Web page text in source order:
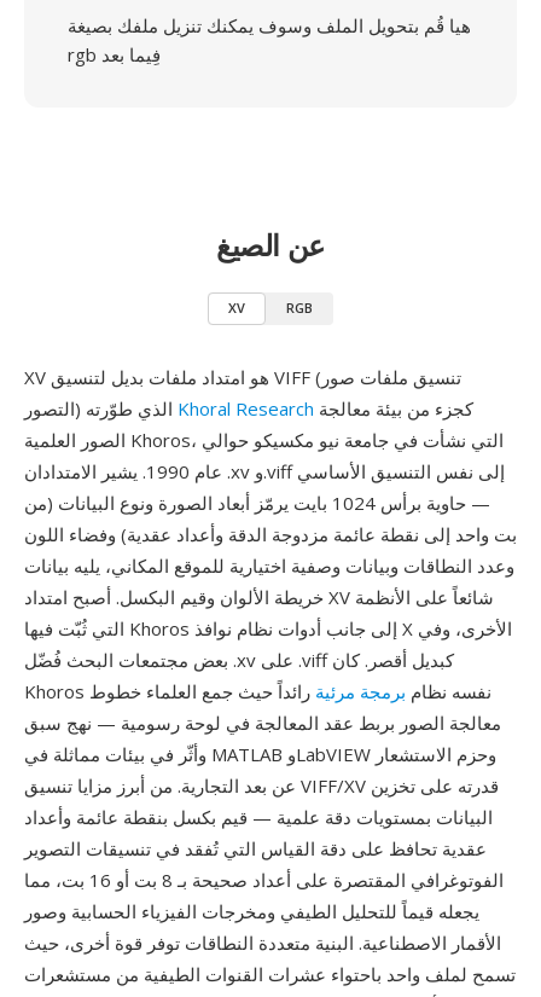
هيا قُم بتحويل الملف وسوف يمكنك تنزيل ملفك بصيغة
rgb فِيما بعد
عن الصيغ
XV RGB
XV هو امتداد ملفات بديل لتنسيق VIFF (تنسيق ملفات صور
Khoral Research
الصور العلمية Khoros، التي نشأت في جامعة نيو مكسيكو حوالي
عام 1990. يشير الامتدادان .xv و.viff إلى نفس التنسيق الأساسي
— حاوية برأس 1024 بايت يرمّز أبعاد الصورة ونوع البيانات (من
بت واحد إلى نقطة عائمة مزدوجة الدقة وأعداد عقدية) وفضاء اللون
وعدد النطاقات وبيانات وصفية اختيارية للموقع المكاني، يليه بيانات
خريطة الألوان وقيم البكسل. أصبح امتداد XV شائعاً على الأنظمة
التي ثُبّت فيها Khoros إلى جانب أدوات نظام نوافذ X الأخرى، وفي
بعض مجتمعات البحث فُضّل .xv على .viff كبديل أقصر. كان
Khoros نفسه نظام برمجة مرئية رائداً حيث جمع العلماء خطوط
معالجة الصور بربط عقد المعالجة في لوحة رسومية — نهج سبق
وأثّر في بيئات مماثلة في MATLAB وLabVIEW وحزم الاستشعار
عن بعد التجارية. من أبرز مزايا تنسيق VIFF/XV قدرته على تخزين
البيانات بمستويات دقة علمية — قيم بكسل بنقطة عائمة وأعداد
عقدية تحافظ على دقة القياس التي تُفقد في تنسيقات التصوير
الفوتوغرافي المقتصرة على أعداد صحيحة بـ 8 بت أو 16 بت، مما
يجعله قيماً للتحليل الطيفي ومخرجات الفيزياء الحسابية وصور
الأقمار الاصطناعية. البنية متعددة النطاقات توفر قوة أخرى، حيث
تسمح لملف واحد باحتواء عشرات القنوات الطيفية من مستشعرات